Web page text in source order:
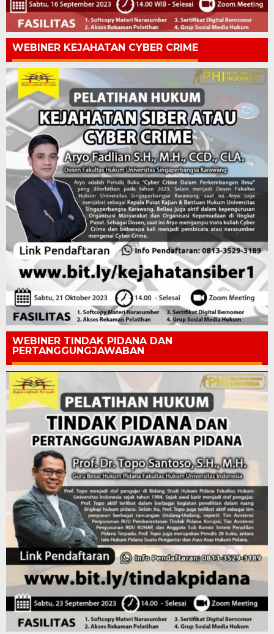
WEBINER KEJAHATAN CYBER CRIME
WEBINER TINDAK PIDANA DAN
PERTANGGUNGJAWABAN